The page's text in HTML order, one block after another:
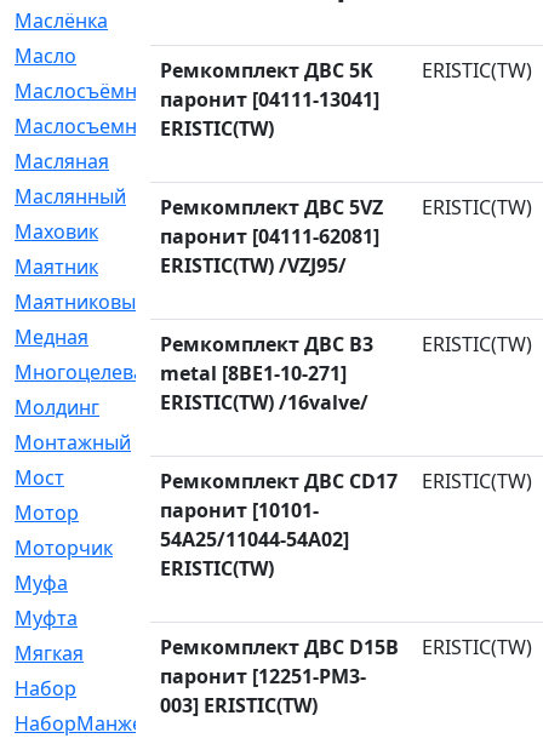
Маслёнка
Масло
Маслосъёмные
[480]
Маслосъемные
[26]
Масляная
Маслянный
[54]
Маховик
[6]
Маятник
[5]
Маятниковый
Медная
[2]
Многоцелевая
[1]
Молдинг
[14]
Монтажный
Мост
[10]
Мотор
[212]
Моторчик
[6]
Муфа
[1]
Муфта
[9]
Мягкая
[3]
Набор
[6]
НаборМанжетГТЦ
Ремкомплект ДВС 5K
паронит [04111-13041]
ERISTIC(TW)
ERISTIC(TW)
Ремкомплект ДВС 5VZ
паронит [04111-62081]
ERISTIC(TW) /VZJ95/
ERISTIC(TW)
Ремкомплект ДВС B3
metal [8BE1-10-271]
ERISTIC(TW) /16valve/
ERISTIC(TW)
Ремкомплект ДВС CD17
паронит [10101-
54A25/11044-54A02]
ERISTIC(TW)
ERISTIC(TW)
Ремкомплект ДВС D15B
паронит [12251-PM3-
003] ERISTIC(TW)
ERISTIC(TW)